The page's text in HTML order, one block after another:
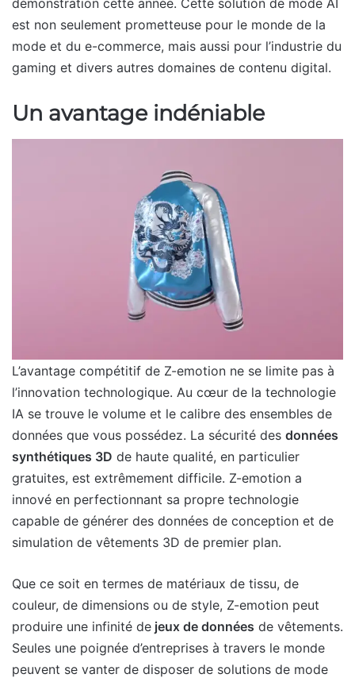
démonstration cette année. Cette solution de mode AI
est non seulement prometteuse pour le monde de la
mode et du e-commerce, mais aussi pour l’industrie du
gaming et divers autres domaines de contenu digital.
Un avantage indéniable
L’avantage compétitif de Z-emotion ne se limite pas à
l’innovation technologique. Au cœur de la technologie
IA se trouve le volume et le calibre des ensembles de
données que vous possédez. La sécurité des données
synthétiques 3D de haute qualité, en particulier
gratuites, est extrêmement difficile. Z-emotion a
innové en perfectionnant sa propre technologie
capable de générer des données de conception et de
simulation de vêtements 3D de premier plan.
Que ce soit en termes de matériaux de tissu, de
couleur, de dimensions ou de style, Z-emotion peut
produire une infinité de jeux de données de vêtements.
Seules une poignée d’entreprises à travers le monde
peuvent se vanter de disposer de solutions de mode